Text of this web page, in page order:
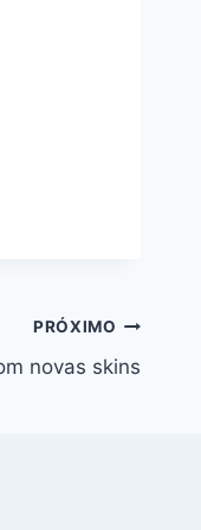
PRÓXIMO
novas skins